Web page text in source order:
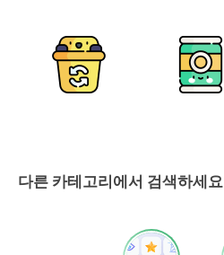
다른 카테고리에서 검색하세요